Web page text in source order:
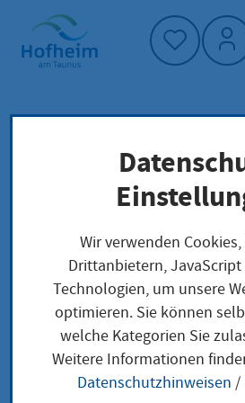
Startseite"
Dienstleistung-
Lokale Anliegen
Änderung des
(Umkennzeichnung) beantragen
Änderung des
Wir verwenden
Drittanbietern,
Technologien, um unsere
optimieren. Sie können
welche Kategorien Sie
Weitere Informationen
Datenschutzhinweisen /